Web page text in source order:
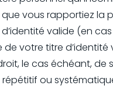
vous rapportiez la
valide (en
votre titre
le cas échéant,
ou